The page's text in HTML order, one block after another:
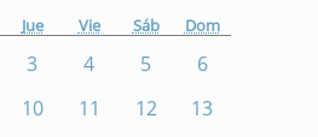
Jue Vie Sáb Dom
3 4 5
6
10 11 12
13